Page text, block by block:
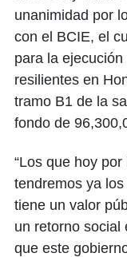
unanimidad por
con el BCIE, el
para la
resilientes en
tramo B1 de la
fondo de
“Los que hoy
tendremos ya
tiene un valor
un retorno social
que este